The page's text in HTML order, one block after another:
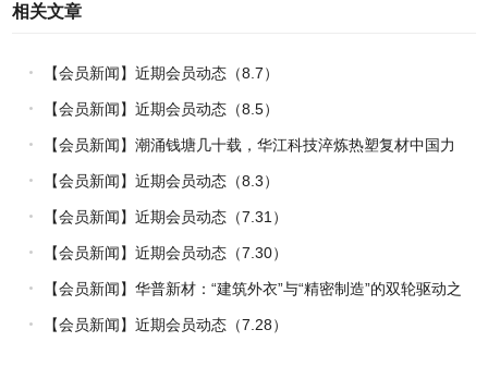
相关文章
【会员新闻】近期会员动态（8.7）
【会员新闻】近期会员动态（8.5）
【会员新闻】潮涌钱塘几十载，华江科技淬炼热塑复材中国力
量
【会员新闻】近期会员动态（8.3）
【会员新闻】近期会员动态（7.31）
【会员新闻】近期会员动态（7.30）
【会员新闻】华普新材：“建筑外衣”与“精密制造”的双轮驱动之
路
【会员新闻】近期会员动态（7.28）